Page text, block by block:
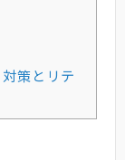
策とリテ